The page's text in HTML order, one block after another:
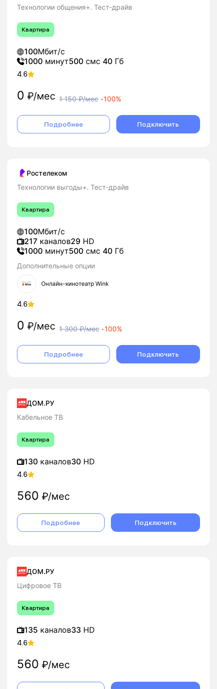
Технологии общения+. Тест-драйв
Квартира
100Мбит/с
1000 минут500 смс 40 Гб
4.6
0 ₽/мес 1 150₽/мес -100%
Подробнее Подключить
Ростелеком
Технологии выгоды+. Тест-драйв
Квартира
100Мбит/с
217 каналов29 HD
1000 минут500 смс 40 Гб
Дополнительные опции
Онлайн-кинотеатр Wink
4.6
0 ₽/мес 1 300₽/мес -100%
Подробнее Подключить
ДОМ.РУ
Кабельное ТВ
Квартира
130 каналов30 HD
4.6
560 ₽/мес
Подробнее Подключить
ДОМ.РУ
Цифровое ТВ
Квартира
135 каналов33 HD
4.6
560 ₽/мес